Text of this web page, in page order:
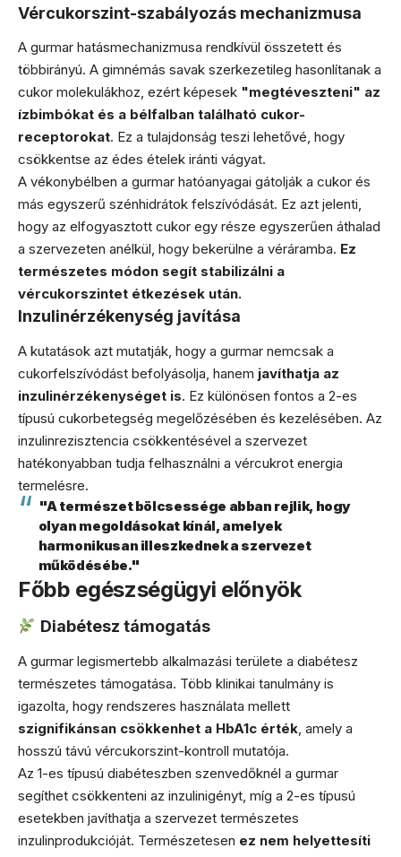
Vércukorszint-szabályozás mechanizmusa
A gurmar hatásmechanizmusa rendkívül összetett és
többirányú. A gimnémás savak szerkezetileg hasonlítanak a
cukor molekulákhoz, ezért képesek "megtéveszteni" az
ízbimbókat és a bélfalban található cukor-
receptorokat. Ez a tulajdonság teszi lehetővé, hogy
csökkentse az édes ételek iránti vágyat.
A vékonybélben a gurmar hatóanyagai gátolják a cukor és
más egyszerű szénhidrátok felszívódását. Ez azt jelenti,
hogy az elfogyasztott cukor egy része egyszerűen áthalad
a szervezeten anélkül, hogy bekerülne a véráramba. Ez
természetes módon segít stabilizálni a
vércukorszintet étkezések után.
Inzulinérzékenység javítása
A kutatások azt mutatják, hogy a gurmar nemcsak a
cukorfelszívódást befolyásolja, hanem javíthatja az
inzulinérzékenységet is. Ez különösen fontos a 2-es
típusú cukorbetegség megelőzésében és kezelésében. Az
inzulinrezisztencia csökkentésével a szervezet
hatékonyabban tudja felhasználni a vércukrot energia
termelésre.
"A természet bölcsessége abban rejlik, hogy
olyan megoldásokat kínál, amelyek
harmonikusan illeszkednek a szervezet
működésébe."
Főbb egészségügyi előnyök
Diabétesz támogatás
A gurmar legismertebb alkalmazási területe a diabétesz
természetes támogatása. Több klinikai tanulmány is
igazolta, hogy rendszeres használata mellett
szignifikánsan csökkenhet a HbA1c érték, amely a
hosszú távú vércukorszint-kontroll mutatója.
Az 1-es típusú diabéteszben szenvedőknél a gurmar
segíthet csökkenteni az inzulinigényt, míg a 2-es típusú
esetekben javíthatja a szervezet természetes
inzulinprodukcióját. Természetesen ez nem helyettesíti